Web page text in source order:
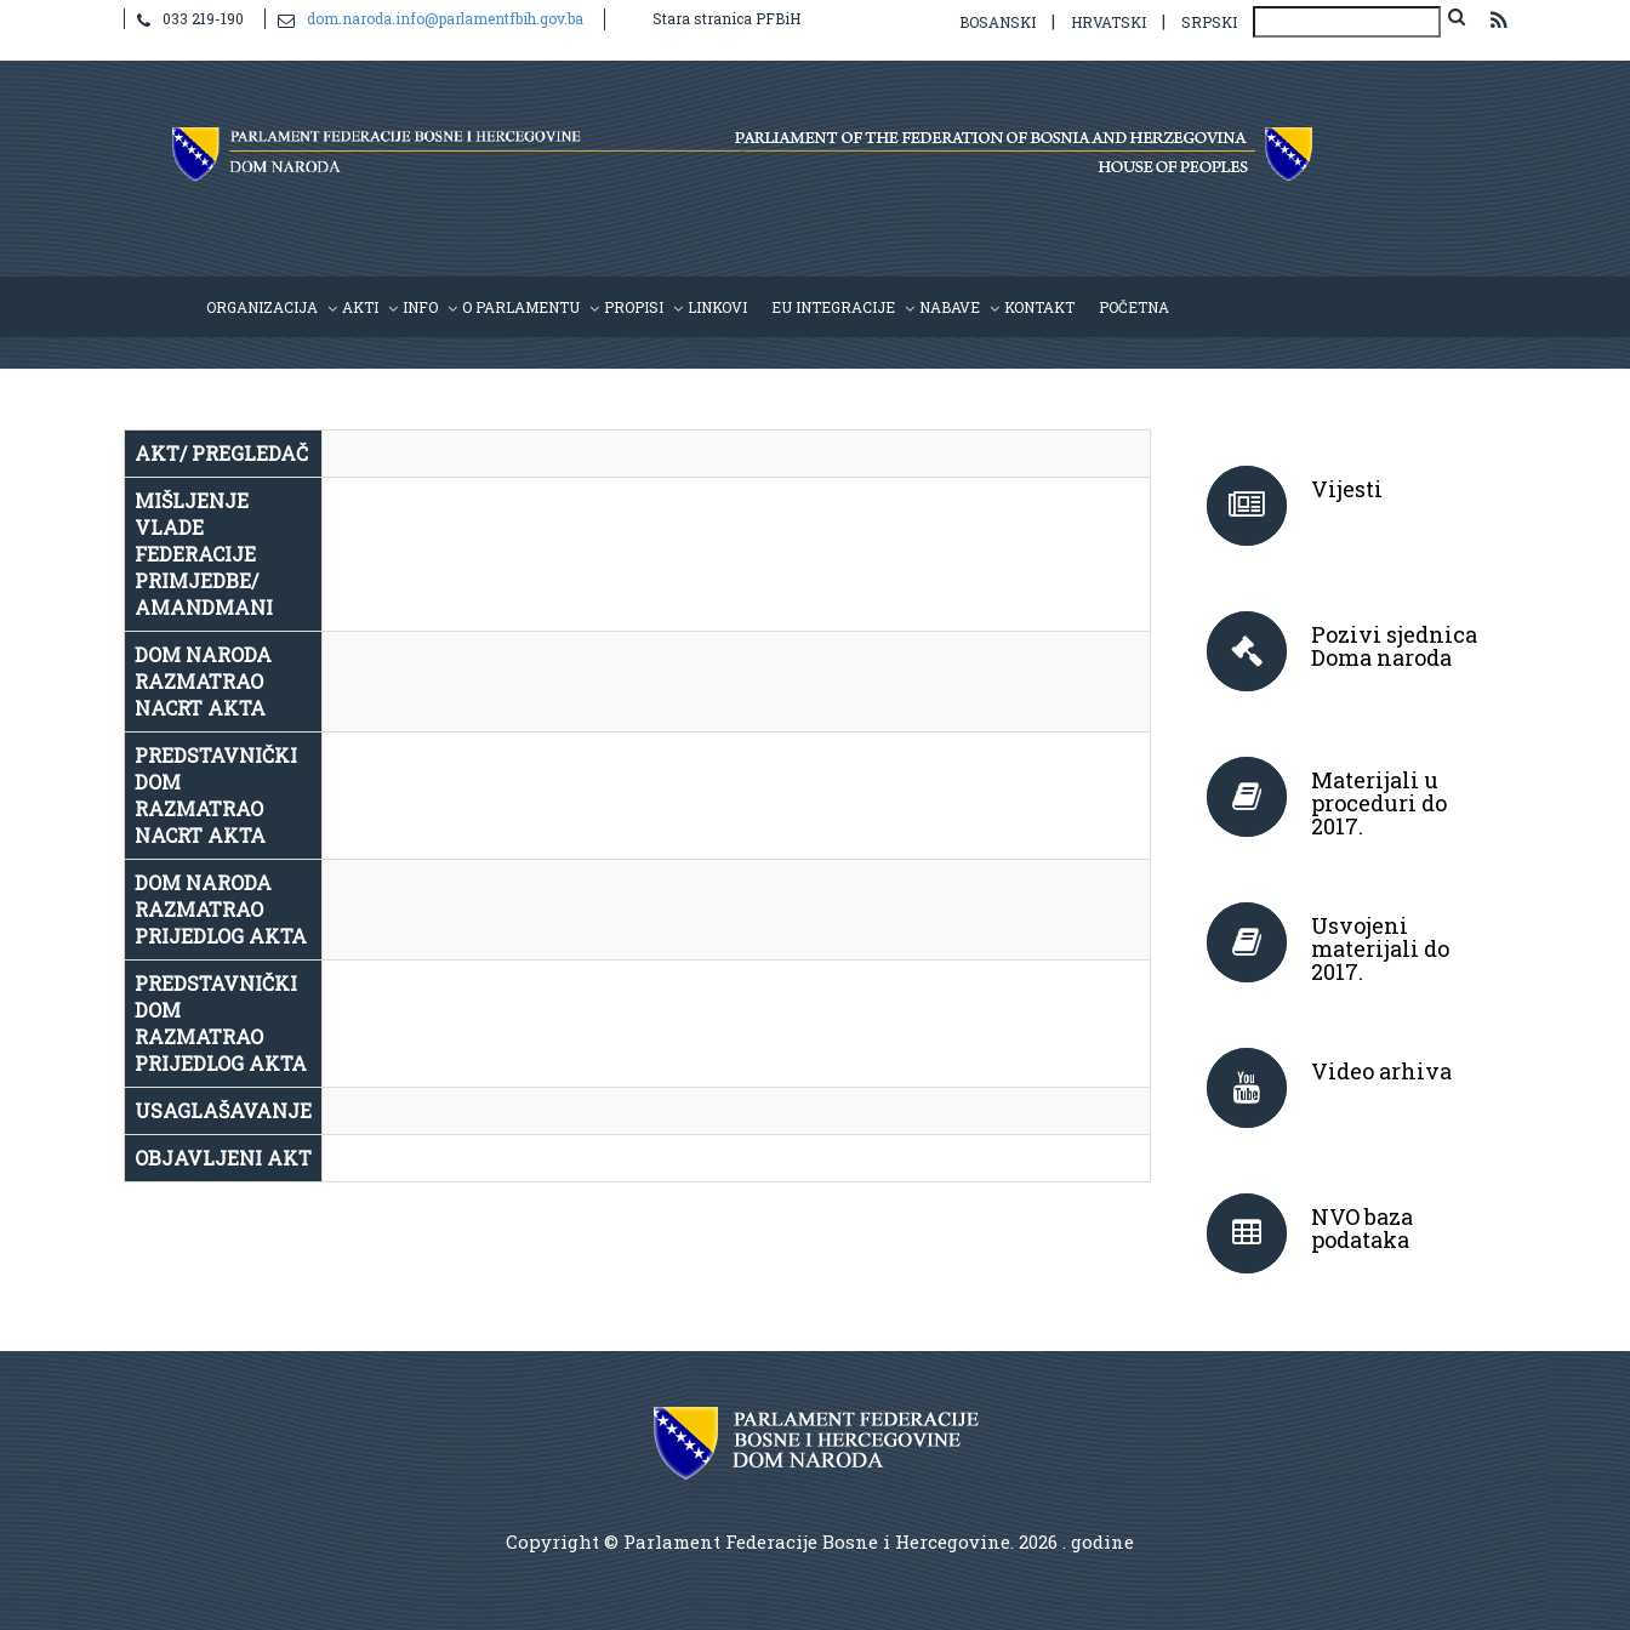
: Undefined index: idHR in/home/parlame2/public_html/v2/hr/propis.php
033 219-190 dom.naroda.info@parlamentfbih.gov.ba Stara stranica PFBiH BOSANSKI | HRVATSKI | SRPSKI
ORGANIZACIJA AKTI INFO O PARLAMENTU PROPISI LINKOVI EU INTEGRACIJE NABAVE KONTAKT POČETNA
AKT/ PREGLEDAČ
MIŠLJENJE
VLADE
FEDERACIJE
PRIMJEDBE/
AMANDMANI
DOM NARODA
RAZMATRAO
NACRT AKTA
PREDSTAVNIČKI
DOM
RAZMATRAO
NACRT AKTA
DOM NARODA
RAZMATRAO
PRIJEDLOG AKTA
PREDSTAVNIČKI
DOM
RAZMATRAO
PRIJEDLOG AKTA
USAGLAŠAVANJE
OBJAVLJENI AKT
Vijesti
Pozivi sjednica
Doma naroda
Materijali u
proceduri do
2017.
Usvojeni
materijali do
2017.
Video arhiva
NVO baza
podataka
Copyright © Parlament Federacije Bosne i Hercegovine. 2026 . godine